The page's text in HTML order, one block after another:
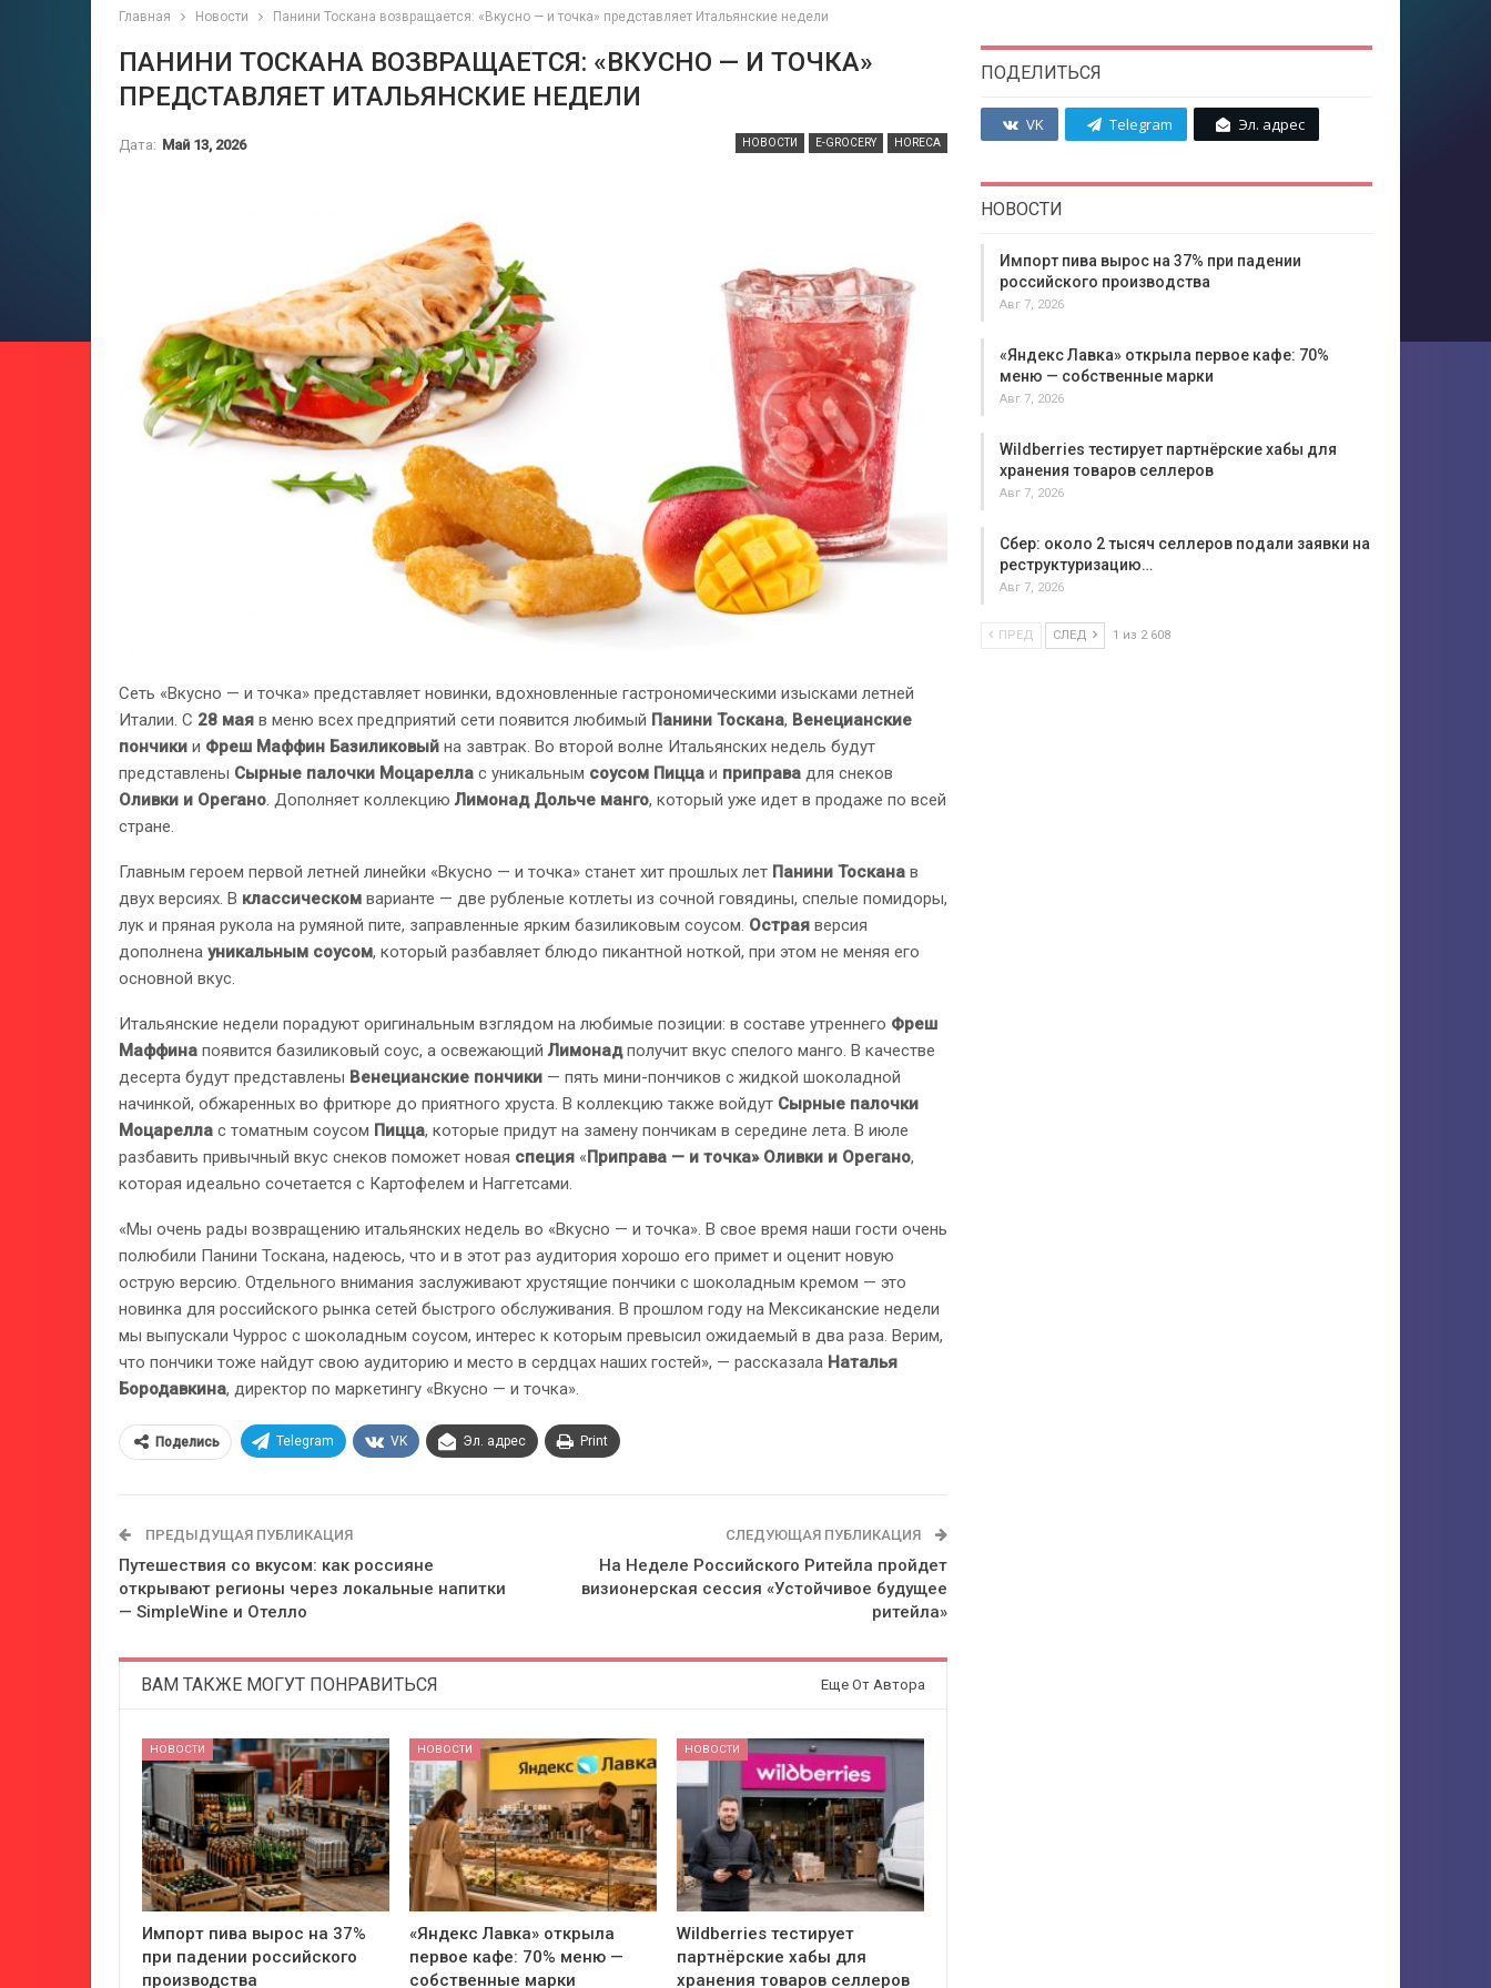
Главная Новости Панини Тоскана возвращается: «Вкусно — и точка» представляет Итальянские недели
ПАНИНИ ТОСКАНА ВОЗВРАЩАЕТСЯ: «ВКУСНО — И ТОЧКА»
ПРЕДСТАВЛЯЕТ ИТАЛЬЯНСКИЕ НЕДЕЛИ
НОВОСТИ E-GROCERY HORECA
Дата: Май 13, 2026
Сеть «Вкусно — и точка» представляет новинки, вдохновленные гастрономическими изысками летней
Италии. С 28 мая в меню всех предприятий сети появится любимый Панини Тоскана, Венецианские
пончики и Фреш Маффин Базиликовый на завтрак. Во второй волне Итальянских недель будут
представлены Сырные палочки Моцарелла с уникальным соусом Пицца и приправа для снеков
Оливки и Орегано. Дополняет коллекциюЛимонад Дольче манго, который уже идет в продаже по всей
стране.
Главным героем первой летней линейки «Вкусно — и точка» станет хит прошлых лет Панини Тоскана в
двух версиях. В классическом варианте — две рубленые котлеты из сочной говядины, спелые помидоры,
лук и пряная рукола на румяной пите, заправленные ярким базиликовым соусом. Острая версия
дополнена уникальным соусом, который разбавляет блюдо пикантной ноткой, при этом не меняя его
основной вкус.
Итальянские недели порадуют оригинальным взглядом на любимые позиции: в составе утреннего Фреш
Маффина появится базиликовый соус, а освежающийЛимонадполучит вкус спелого манго. В качестве
десерта будут представлены Венецианские пончики — пять мини-пончиков с жидкой шоколадной
начинкой, обжаренных во фритюре до приятного хруста. В коллекцию также войдут Сырные палочки
Моцарелла с томатным соусом Пицца, которые придут на замену пончикам в середине лета. В июле
разбавить привычный вкус снеков поможет новая специя «Приправа — и точка» Оливки и Орегано,
которая идеально сочетается с Картофелем и Наггетсами.
«Мы очень рады возвращению итальянских недель во «Вкусно — и точка». В свое время наши гости очень
полюбили Панини Тоскана, надеюсь, что и в этот раз аудитория хорошо его примет и оценит новую
острую версию. Отдельного внимания заслуживают хрустящие пончики с шоколадным кремом — это
новинка для российского рынка сетей быстрого обслуживания. В прошлом году на Мексиканские недели
мы выпускали Чуррос с шоколадным соусом, интерес к которым превысил ожидаемый в два раза. Верим,
что пончики тоже найдут свою аудиторию и место в сердцах наших гостей», — рассказала Наталья
Бородавкина, директор по маркетингу «Вкусно — и точка».
Поделись Telegram VK Эл. адрес Print
ПРЕДЫДУЩАЯ ПУБЛИКАЦИЯ
Путешествия со вкусом: как россияне
открывают регионы через локальные напитки
— SimpleWine и Отелло
СЛЕДУЮЩАЯ ПУБЛИКАЦИЯ
На Неделе Российского Ритейла пройдет
визионерская сессия «Устойчивое будущее
ритейла»
ВАМ ТАКЖЕ МОГУТ ПОНРАВИТЬСЯ Еще От Автора
НОВОСТИ
Импорт пива вырос на 37%
при падении российского
производства
НОВОСТИ
«Яндекс Лавка» открыла
первое кафе: 70% меню —
собственные марки
НОВОСТИ
Wildberries тестирует
партнёрские хабы для
хранения товаров селлеров
ПОДЕЛИТЬСЯ
VK Telegram Эл. адрес
НОВОСТИ
Импорт пива вырос на 37% при падении
российского производства
Авг 7, 2026
«Яндекс Лавка» открыла первое кафе: 70%
меню — собственные марки
Авг 7, 2026
Wildberries тестирует партнёрские хабы для
хранения товаров селлеров
Авг 7, 2026
Сбер: около 2 тысяч селлеров подали заявки на
реструктуризацию…
Авг 7, 2026
ПРЕД СЛЕД 1 из 2 608